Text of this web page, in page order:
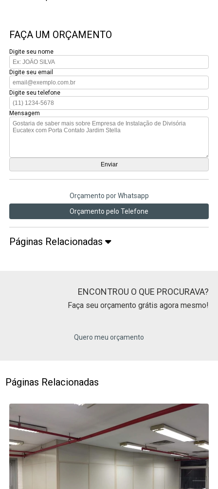
FAÇA UM ORÇAMENTO
Digite seu nome
Digite seu email
Digite seu telefone
Mensagem
Orçamento por Whatsapp
Orçamento pelo Telefone
Páginas Relacionadas
ENCONTROU O QUE PROCURAVA?
Faça seu orçamento grátis agora mesmo!
Quero meu orçamento
Páginas Relacionadas